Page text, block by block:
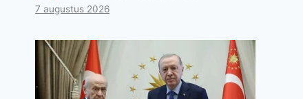
7 augustus 2026